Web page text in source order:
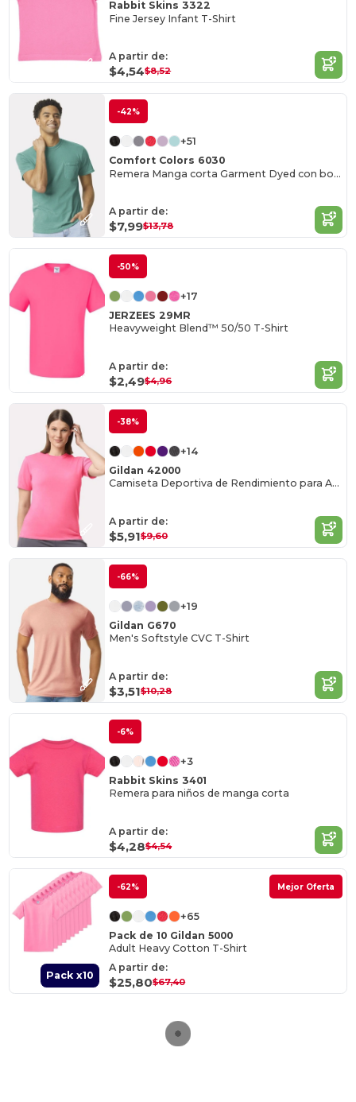
Rabbit Skins 3322
Fine Jersey Infant T-Shirt
A partir de:
$4,54$8,52
-42%
+51
Comfort Colors 6030
Remera Manga corta Garment Dyed con bolsillo
A partir de:
$7,99$13,78
-50%
+17
JERZEES 29MR
Heavyweight Blend™ 50/50 T-Shirt
A partir de:
$2,49$4,96
-38%
+14
Gildan 42000
Camiseta Deportiva de Rendimiento para Adultos
A partir de:
$5,91$9,60
-66%
+19
Gildan G670
Men's Softstyle CVC T-Shirt
A partir de:
$3,51$10,28
-6%
+3
Rabbit Skins 3401
Remera para niños de manga corta
A partir de:
$4,28$4,54
Pack x10
-62% Mejor Oferta
+65
Pack de 10 Gildan 5000
Adult Heavy Cotton T-Shirt
A partir de:
$25,80$67,40